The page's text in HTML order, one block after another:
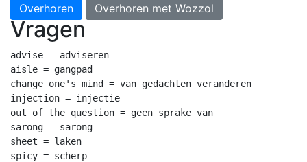
Overhoren Overhoren met Wozzol
Vragen
advise = adviseren
aisle = gangpad
change one's mind = van gedachten veranderen
injection = injectie
out of the question = geen sprake van
sarong = sarong
sheet = laken
spicy = scherp